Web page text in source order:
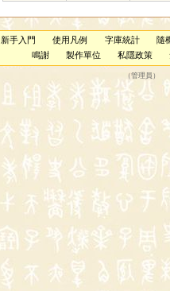
新手入門 使用凡例 字庫統計 隨
鳴謝
製作單位 私隱政策
（管理員 ）